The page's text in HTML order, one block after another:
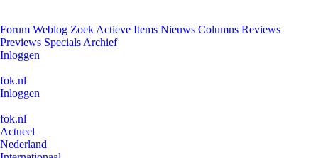
Forum Weblog Zoek Actieve Items Nieuws Columns Reviews
Previews Specials Archief
Inloggen
fok.nl
Inloggen
fok.nl
Actueel
Nederland